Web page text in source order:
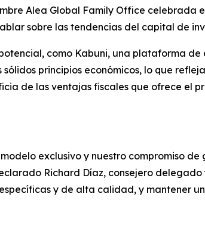
Alea Global Family Office celebrada
sobre las tendencias del capital de
como Kabuni, una plataforma
principios económicos, lo que
de las ventajas fiscales que ofrece el
exclusivo y nuestro compromiso
Richard Díaz, consejero
y de alta calidad, y mantener